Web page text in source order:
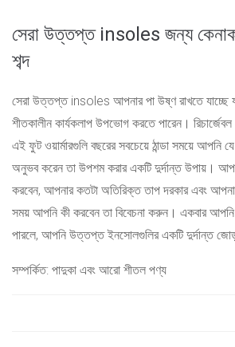
সেরা উত্তপ্ত insoles জন্য
শব্দ
সেরা উত্তপ্ত insoles আপনার পা উষ্ণ রাখতে যাচ্ছে
শীতকালীন কার্যকলাপ উপভোগ করতে পারেন।
এই ফুট ওয়ার্মারগুলি বছরের সবচেয়ে ঠান্ডা সময়ে আপনি
অনুভব করেন তা উপশম করার একটি দুর্দান্ত উপায়।
করবেন, আপনার কতটা অতিরিক্ত তাপ দরকার এবং
সময় আপনি কী করবেন তা বিবেচনা করুন। একবার
পারলে, আপনি উত্তপ্ত ইনসোলগুলির একটি দুর্দান্ত
সম্পর্কিত: পাদুকা এবং আরো শীতল পণ্য